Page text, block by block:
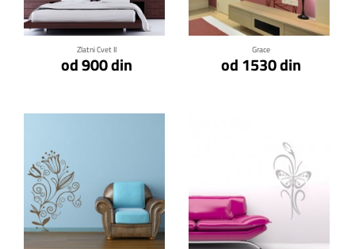
Zlatni Cvet II
od 900 din
Grace
od 1530 din
Klikni za detalje Klikni za detalje